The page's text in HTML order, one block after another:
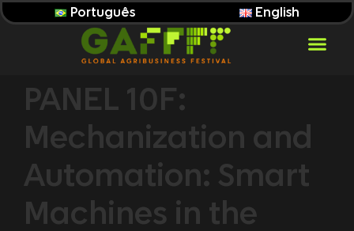
Português English
PANEL 10F:
Mechanization and
Automation: Smart
Machines in the